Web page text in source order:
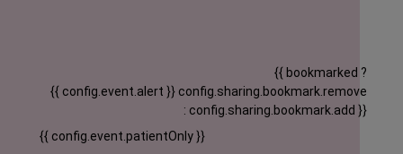
{{ config.event.alert }}
{{ bookmarked ?
config.sharing.bookmark.remove
: config.sharing.bookmark.add }}
{{ config.event.patientOnly }}